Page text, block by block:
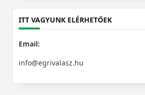
ITT VAGYUNK ELÉRHETŐEK
Email:
info@egrivalasz.hu